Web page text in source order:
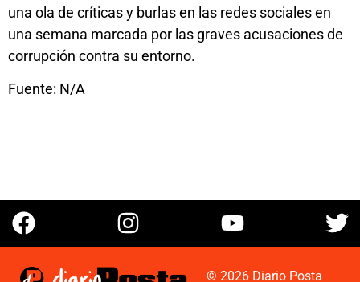
una ola de críticas y burlas en las redes sociales en
una semana marcada por las graves acusaciones de
corrupción contra su entorno.
Fuente: N/A
© 2026 Diario Posta